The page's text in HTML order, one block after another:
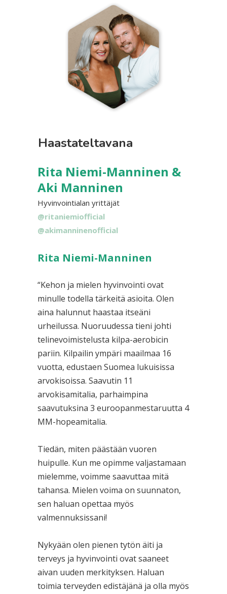
Haastateltavana
Rita Niemi-Manninen &
Aki Manninen
Hyvinvointialan yrittäjät
@ritaniemiofficial
@akimanninenofficial
Rita Niemi-Manninen
“Kehon ja mielen hyvinvointi ovat
minulle todella tärkeitä asioita. Olen
aina halunnut haastaa itseäni
urheilussa. Nuoruudessa tieni johti
telinevoimistelusta kilpa-aerobicin
pariin. Kilpailin ympäri maailmaa 16
vuotta, edustaen Suomea lukuisissa
arvokisoissa. Saavutin 11
arvokisamitalia, parhaimpina
saavutuksina 3 euroopanmestaruutta 4
MM-hopeamitalia.
Tiedän, miten päästään vuoren
huipulle. Kun me opimme valjastamaan
mielemme, voimme saavuttaa mitä
tahansa. Mielen voima on suunnaton,
sen haluan opettaa myös
valmennuksissani!
Nykyään olen pienen tytön äiti ja
terveys ja hyvinvointi ovat saaneet
aivan uuden merkityksen. Haluan
toimia terveyden edistäjänä ja olla myös